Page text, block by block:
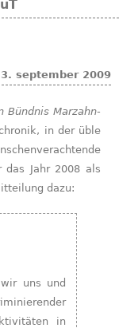
3. september 2009
Bündnis Marzahn-
in der üble
Jahr 2008 als
dazu:
in